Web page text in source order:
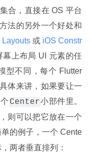
合，直接在 OS 平台
法的另外一个好处和
或 iOS Constr
上布局 UI 元素的任
型不同，每个 Flutter
体来讲，如果要让一
Center小部件里。
则可以把它放在一个
的例子，一个 Cente
两者垂直排列：